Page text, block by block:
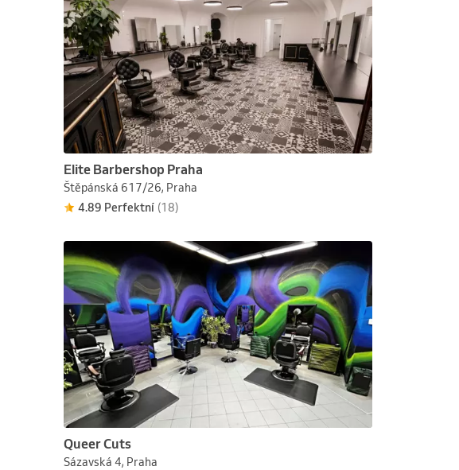
Elite Barbershop Praha
Štěpánská 617/26, Praha
4.89 Perfektní (18)
Queer Cuts
Sázavská 4, Praha